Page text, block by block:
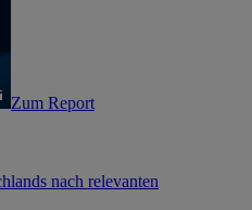
Zum Report
nach relevanten